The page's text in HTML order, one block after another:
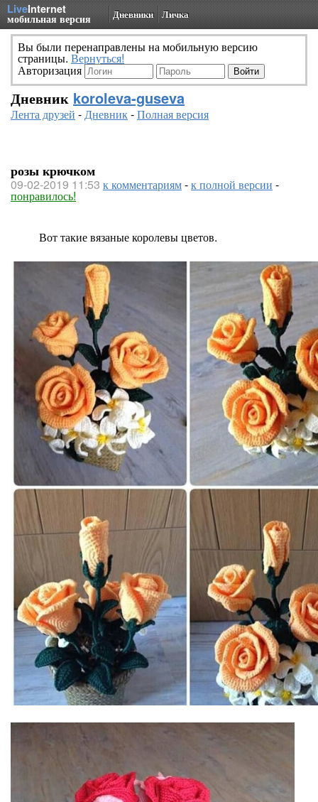
LiveInternet
мобильная версия Дневники Личка
Вы были перенаправлены на мобильную версию
страницы. Вернуться!
Авторизация
Дневник koroleva-guseva
Лента друзей -Дневник-Полная версия
розы крючком
09-02-2019 11:53 к комментариям-к полной версии -
понравилось!
Вот такие вязаные королевы цветов.